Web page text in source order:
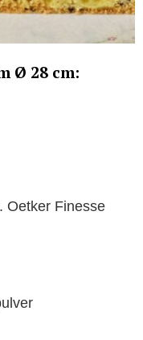
Ø 28 cm:
Oetker Finesse